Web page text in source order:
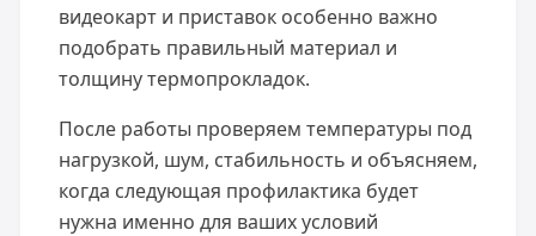
видеокарт и приставок особенно важно
подобрать правильный материал и
толщину термопрокладок.
После работы проверяем температуры под
нагрузкой, шум, стабильность и объясняем,
когда следующая профилактика будет
нужна именно для ваших условий